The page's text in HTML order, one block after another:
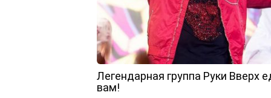
Легендарная группа Руки Вверх
вам!